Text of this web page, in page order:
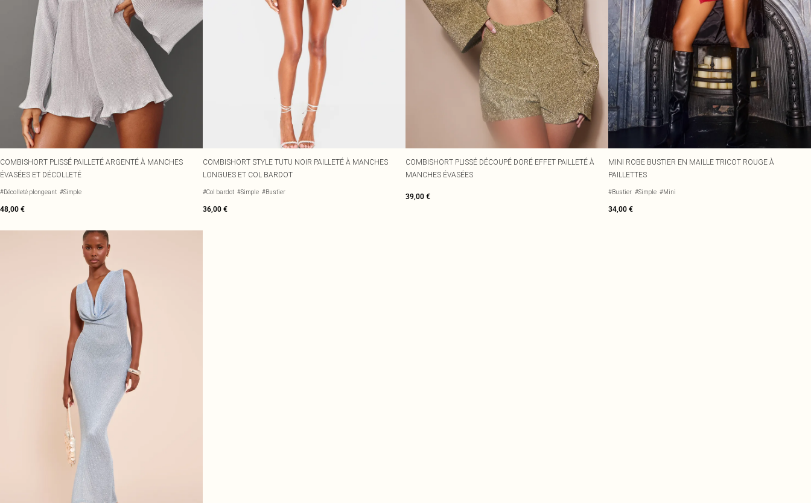
COMBISHORT PLISSÉ PAILLETÉ ARGENTÉ À MANCHES
ÉVASÉES ET DÉCOLLETÉ
#Décolleté plongeant #Simple
48,00 €
COMBISHORT STYLE TUTU NOIR PAILLETÉ À MANCHES
LONGUES ET COL BARDOT
#Col bardot #Simple #Bustier
36,00 €
COMBISHORT PLISSÉ DÉCOUPÉ DORÉ EFFET PAILLETÉ À
MANCHES ÉVASÉES
39,00 €
MINI ROBE BUSTIER EN MAILLE TRICOT ROUGE À
PAILLETTES
#Bustier #Simple #Mini
34,00 €